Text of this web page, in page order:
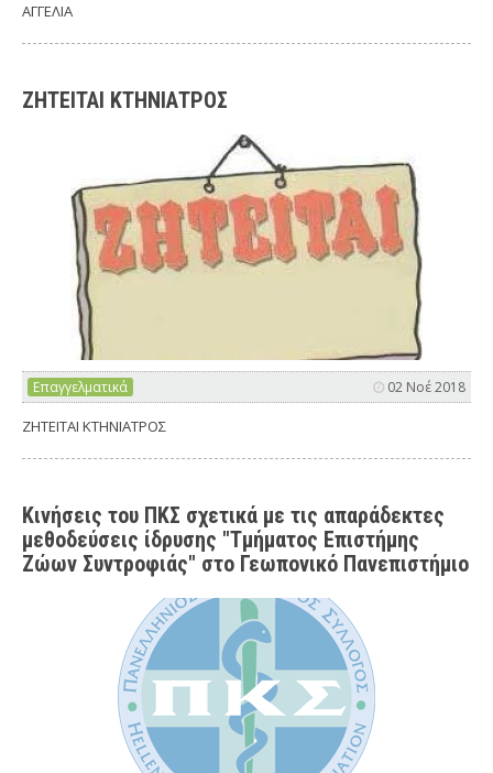
ΑΓΓΕΛΙΑ
ΖΗΤΕΙΤΑΙ ΚΤΗΝΙΑΤΡΟΣ
Επαγγελματικά 02 Νοέ 2018
ΖΗΤΕΙΤΑΙ ΚΤΗΝΙΑΤΡΟΣ
Κινήσεις του ΠΚΣ σχετικά με τις απαράδεκτες
μεθοδεύσεις ίδρυσης "Τμήματος Επιστήμης
Ζώων Συντροφιάς" στο Γεωπονικό Πανεπιστήμιο